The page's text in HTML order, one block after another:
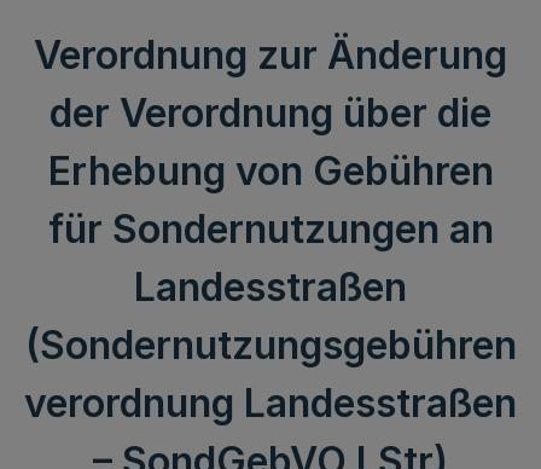
Verordnung zur Änderung
der Verordnung über die
Erhebung von Gebühren
für Sondernutzungen an
Landesstraßen
(Sondernutzungsgebühren
verordnung Landesstraßen